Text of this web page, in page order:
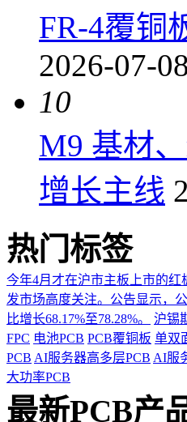
FR-4覆铜
2026-07-08
10
M9 基材
增长主线
热门标签
今年4月才在沪市主板上市的
发市场高度关注。公告显示，
比增长68.17%至78.28%。
沪锡
FPC 电池PCB PCB覆铜板 单双
PCB AI服务器高多层PCB AI服
大功率PCB
最新PCB产